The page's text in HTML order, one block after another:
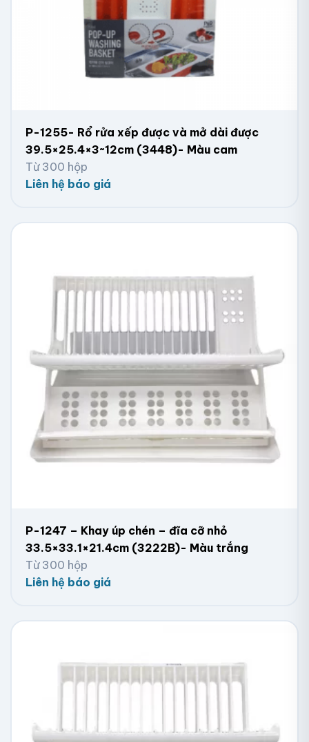
P-1255- Rổ rửa xếp được và mở dài được
39.5×25.4×3~12cm (3448)- Màu cam
Từ 300 hộp
Liên hệ báo giá
P-1247 – Khay úp chén – đĩa cỡ nhỏ
33.5×33.1×21.4cm (3222B)- Màu trắng
Từ 300 hộp
Liên hệ báo giá